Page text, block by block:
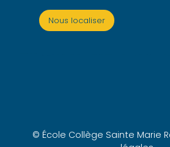
Nous localiser
© École Collège Sainte Marie